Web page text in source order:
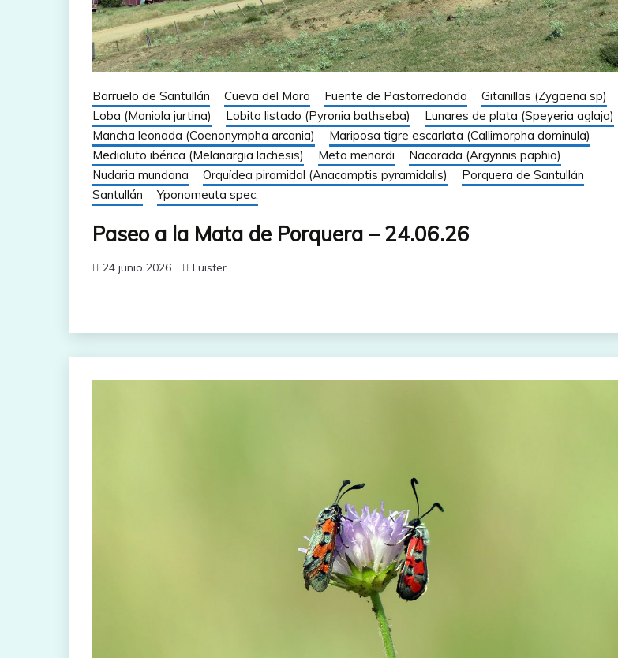
Barruelo de Santullán Cueva del Moro Fuente de Pastorredonda
Gitanillas (Zygaena sp)
Loba (Maniola jurtina)
Lobito listado (Pyronia bathseba)
Lunares de plata (Speyeria aglaja)
Mancha leonada (Coenonympha arcania)
Mariposa tigre escarlata (Callimorpha dominula)
Medioluto ibérica (Melanargia lachesis)
Meta menardi
Nacarada (Argynnis paphia)
Nudaria mundana
Orquídea piramidal (Anacamptis pyramidalis)
Porquera de Santullán
Santullán
Yponomeuta spec.
Paseo a la Mata de Porquera – 24.06.26
24 junio 2026 Luisfer